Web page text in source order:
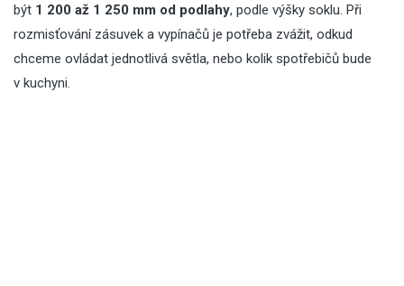
být 1 200 až 1 250 mm od podlahy, podle výšky soklu. Při
rozmisťování zásuvek a vypínačů je potřeba zvážit, odkud
chceme ovládat jednotlivá světla, nebo kolik spotřebičů bude
v kuchyni.